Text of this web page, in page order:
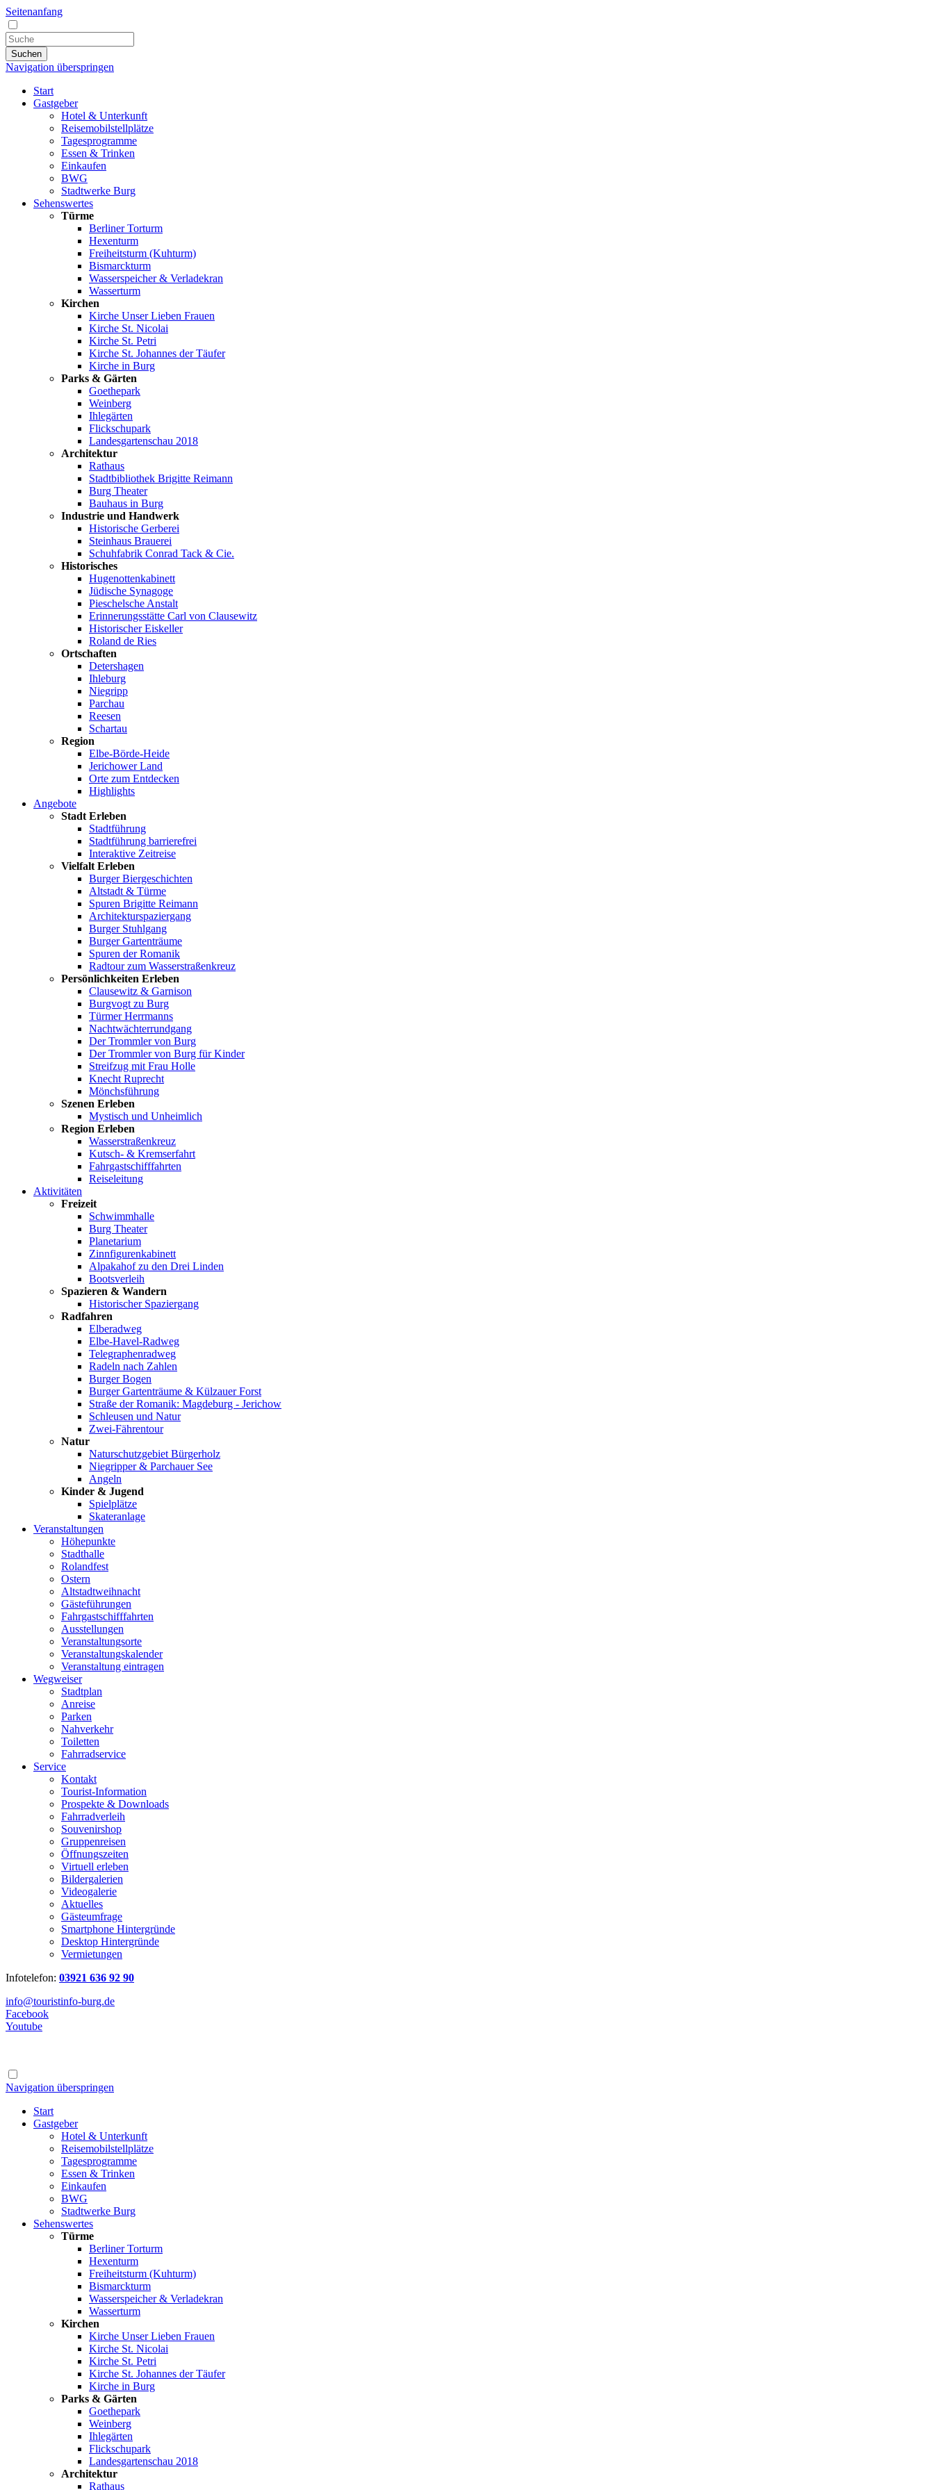
Seitenanfang
Suchen
Navigation überspringen
Start
Gastgeber
Hotel & Unterkunft
Reisemobilstellplätze
Tagesprogramme
Essen & Trinken
Einkaufen
BWG
Stadtwerke Burg
Sehenswertes
Türme
Berliner Torturm
Hexenturm
Freiheitsturm (Kuhturm)
Bismarckturm
Wasserspeicher & Verladekran
Wasserturm
Kirchen
Kirche Unser Lieben Frauen
Kirche St. Nicolai
Kirche St. Petri
Kirche St. Johannes der Täufer
Kirche in Burg
Parks & Gärten
Goethepark
Weinberg
Ihlegärten
Flickschupark
Landesgartenschau 2018
Architektur
Rathaus
Stadtbibliothek Brigitte Reimann
Burg Theater
Bauhaus in Burg
Industrie und Handwerk
Historische Gerberei
Steinhaus Brauerei
Schuhfabrik Conrad Tack & Cie.
Historisches
Hugenottenkabinett
Jüdische Synagoge
Pieschelsche Anstalt
Erinnerungsstätte Carl von Clausewitz
Historischer Eiskeller
Roland de Ries
Ortschaften
Detershagen
Ihleburg
Niegripp
Parchau
Reesen
Schartau
Region
Elbe-Börde-Heide
Jerichower Land
Orte zum Entdecken
Highlights
Angebote
Stadt Erleben
Stadtführung
Stadtführung barrierefrei
Interaktive Zeitreise
Vielfalt Erleben
Burger Biergeschichten
Altstadt & Türme
Spuren Brigitte Reimann
Architekturspaziergang
Burger Stuhlgang
Burger Gartenträume
Spuren der Romanik
Radtour zum Wasserstraßenkreuz
Persönlichkeiten Erleben
Clausewitz & Garnison
Burgvogt zu Burg
Türmer Herrmanns
Nachtwächterrundgang
Der Trommler von Burg
Der Trommler von Burg für Kinder
Streifzug mit Frau Holle
Knecht Ruprecht
Mönchsführung
Szenen Erleben
Mystisch und Unheimlich
Region Erleben
Wasserstraßenkreuz
Kutsch- & Kremserfahrt
Fahrgastschifffahrten
Reiseleitung
Aktivitäten
Freizeit
Schwimmhalle
Burg Theater
Planetarium
Zinnfigurenkabinett
Alpakahof zu den Drei Linden
Bootsverleih
Spazieren & Wandern
Historischer Spaziergang
Radfahren
Elberadweg
Elbe-Havel-Radweg
Telegraphenradweg
Radeln nach Zahlen
Burger Bogen
Burger Gartenträume & Külzauer Forst
Straße der Romanik: Magdeburg - Jerichow
Schleusen und Natur
Zwei-Fährentour
Natur
Naturschutzgebiet Bürgerholz
Niegripper & Parchauer See
Angeln
Kinder & Jugend
Spielplätze
Skateranlage
Veranstaltungen
Höhepunkte
Stadthalle
Rolandfest
Ostern
Altstadtweihnacht
Gästeführungen
Fahrgastschifffahrten
Ausstellungen
Veranstaltungsorte
Veranstaltungskalender
Veranstaltung eintragen
Wegweiser
Stadtplan
Anreise
Parken
Nahverkehr
Toiletten
Fahrradservice
Service
Kontakt
Tourist-Information
Prospekte & Downloads
Fahrradverleih
Souvenirshop
Gruppenreisen
Öffnungszeiten
Virtuell erleben
Bildergalerien
Videogalerie
Aktuelles
Gästeumfrage
Smartphone Hintergründe
Desktop Hintergründe
Vermietungen
Infotelefon: 03921 636 92 90
info@touristinfo-burg.de
Facebook
Youtube
Navigation überspringen
Start
Gastgeber
Hotel & Unterkunft
Reisemobilstellplätze
Tagesprogramme
Essen & Trinken
Einkaufen
BWG
Stadtwerke Burg
Sehenswertes
Türme
Berliner Torturm
Hexenturm
Freiheitsturm (Kuhturm)
Bismarckturm
Wasserspeicher & Verladekran
Wasserturm
Kirchen
Kirche Unser Lieben Frauen
Kirche St. Nicolai
Kirche St. Petri
Kirche St. Johannes der Täufer
Kirche in Burg
Parks & Gärten
Goethepark
Weinberg
Ihlegärten
Flickschupark
Landesgartenschau 2018
Architektur
Rathaus